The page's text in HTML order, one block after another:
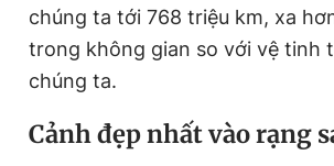
chúng ta tới 768 triệu km, xa
trong không gian so với vệ tinh
chúng ta.
Cảnh đẹp nhất vào rạng